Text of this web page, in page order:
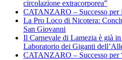
circolazione extracorporea”
CATANZARO – Successo per
La Pro Loco di Nicotera:
San Giovanni
Il Carnevale di Lamezia è già
Laboratorio dei Giganti
CATANZARO – Successo per